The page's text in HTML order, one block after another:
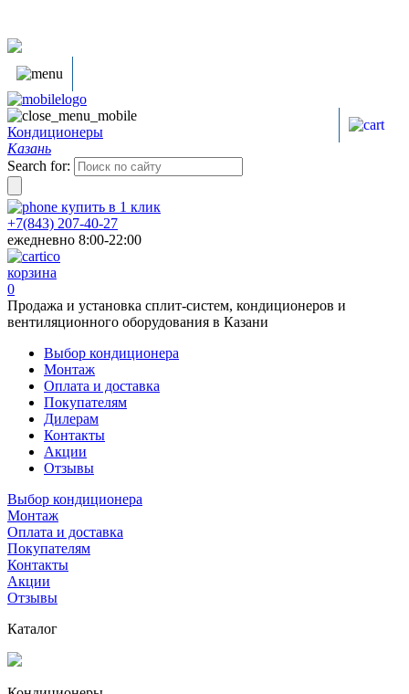
Кондиционеры
Казань
Search for:
купить в 1 клик
+7(843) 207-40-27
ежедневно 8:00-22:00
корзина
0
Продажа и установка сплит-систем, кондиционеров и
вентиляционного оборудования в Казани
Выбор кондиционера
Монтаж
Оплата и доставка
Покупателям
Дилерам
Контакты
Акции
Отзывы
Выбор кондиционера
Монтаж
Оплата и доставка
Покупателям
Контакты
Акции
Отзывы
Каталог